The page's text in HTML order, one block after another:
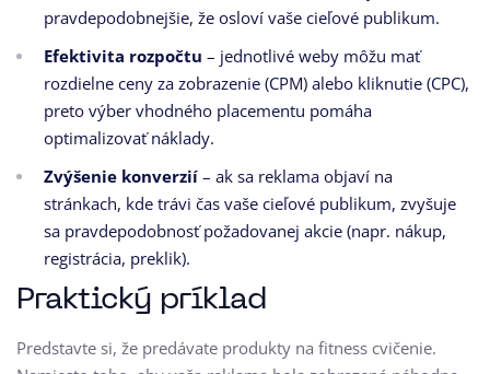
pravdepodobnejšie, že osloví vaše cieľové publikum.
Efektivita rozpočtu – jednotlivé weby môžu mať
rozdielne ceny za zobrazenie (CPM) alebo kliknutie (CPC),
preto výber vhodného placementu pomáha
optimalizovať náklady.
Zvýšenie konverzií – ak sa reklama objaví na
stránkach, kde trávi čas vaše cieľové publikum, zvyšuje
sa pravdepodobnosť požadovanej akcie (napr. nákup,
registrácia, preklik).
Praktický príklad
Predstavte si, že predávate produkty na fitness cvičenie.